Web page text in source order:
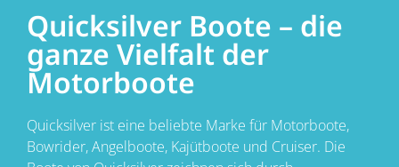
Quicksilver Boote – die
ganze Vielfalt der
Motorboote
Quicksilver ist eine beliebte Marke für Motorboote,
Bowrider, Angelboote, Kajütboote und Cruiser. Die